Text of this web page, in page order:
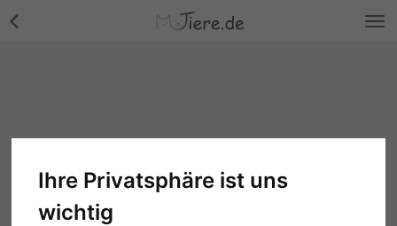
Ihre Privatsphäre ist uns
wichtig